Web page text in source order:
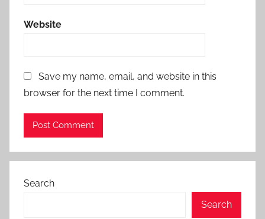
Website
Save my name, email, and website in this
browser for the next time I comment.
Search
Search